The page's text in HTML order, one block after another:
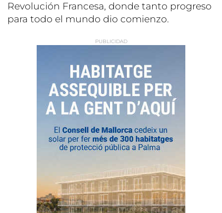
Revolución Francesa, donde tanto progreso
para todo el mundo dio comienzo.